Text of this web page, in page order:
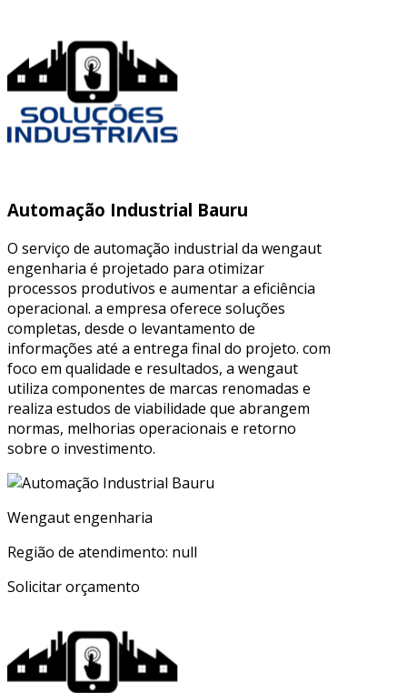
Automação Industrial Bauru
O serviço de automação industrial da wengaut
engenharia é projetado para otimizar
processos produtivos e aumentar a eficiência
operacional. a empresa oferece soluções
completas, desde o levantamento de
informações até a entrega final do projeto. com
foco em qualidade e resultados, a wengaut
utiliza componentes de marcas renomadas e
realiza estudos de viabilidade que abrangem
normas, melhorias operacionais e retorno
sobre o investimento.
Wengaut engenharia
Região de atendimento: null
Solicitar orçamento